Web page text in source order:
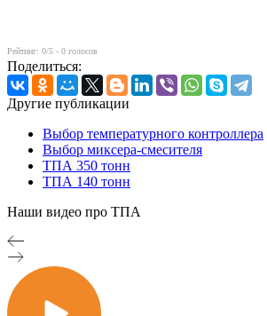
Рейтинг: 0/5 - 0 голосов
Поделиться:
Другие публикации
Выбор температурного контроллера
Выбор миксера-смесителя
ТПА 350 тонн
ТПА 140 тонн
Наши видео про ТПА